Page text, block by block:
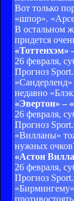
Вот только
«шпор».
В остальном
придется
«Тоттенхэм»
26 февраля,
Прогноз
«Сандерленд»
недавно
«Эвертон» –
26 февраля,
Прогноз
«Вилланы»
нужных
«Астон
26 февраля,
Прогноз